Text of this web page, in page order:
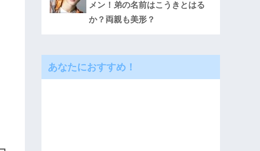
メン！弟の名前はこうきとはる
か？両親も美形？
あなたにおすすめ！